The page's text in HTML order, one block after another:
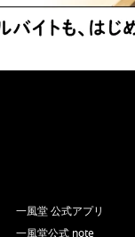
一風堂 公式アプリ
一風堂公式 note